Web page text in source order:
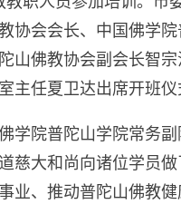
协会会长、中国佛学
山佛教协会副会长智
主任夏卫达出席开班仪
学院普陀山学院常务
慈大和尚向诸位学员
业、推动普陀山佛教